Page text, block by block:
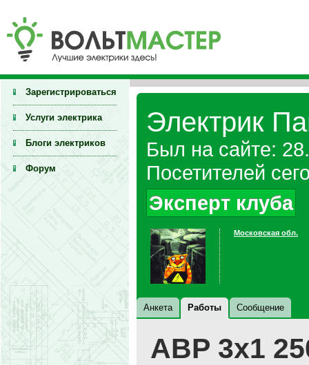
Зарегистрироваться
Услуги электрика
Блоги электриков
Форум
Электрик
Был на сайте:
Посетителей
Эксперт клуба
Московская обл.
Анкета Работы Сообщение
АВР 3х1